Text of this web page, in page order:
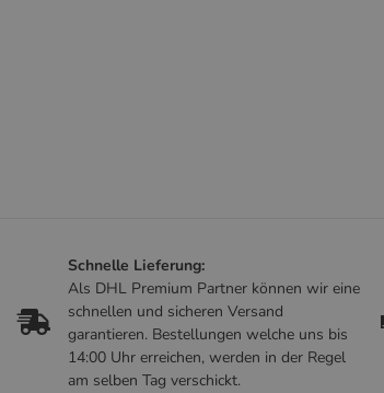
Schnelle Lieferung:
Als DHL Premium Partner können wir eine
schnellen und sicheren Versand
garantieren. Bestellungen welche uns bis
14:00 Uhr erreichen, werden in der Regel
am selben Tag verschickt.